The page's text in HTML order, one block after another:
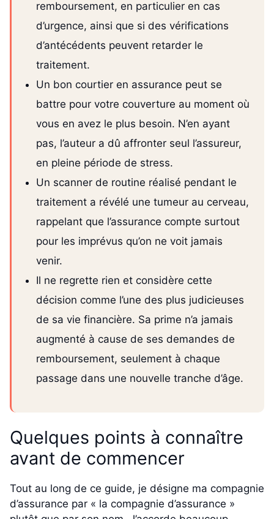
remboursement, en particulier en cas
d’urgence, ainsi que si des vérifications
d’antécédents peuvent retarder le
traitement.
Un bon courtier en assurance peut se
battre pour votre couverture au moment où
vous en avez le plus besoin. N’en ayant
pas, l’auteur a dû affronter seul l’assureur,
en pleine période de stress.
Un scanner de routine réalisé pendant le
traitement a révélé une tumeur au cerveau,
rappelant que l’assurance compte surtout
pour les imprévus qu’on ne voit jamais
venir.
Il ne regrette rien et considère cette
décision comme l’une des plus judicieuses
de sa vie financière. Sa prime n’a jamais
augmenté à cause de ses demandes de
remboursement, seulement à chaque
passage dans une nouvelle tranche d’âge.
Quelques points à connaître
avant de commencer
Tout au long de ce guide, je désigne ma compagnie
d’assurance par « la compagnie d’assurance »